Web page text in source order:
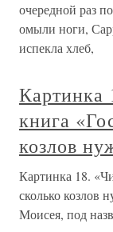
очередной раз
омыли ноги,
испекла хлеб,
Картинка
книга
козлов
Картинка 18.
сколько козлов
Моисея, под